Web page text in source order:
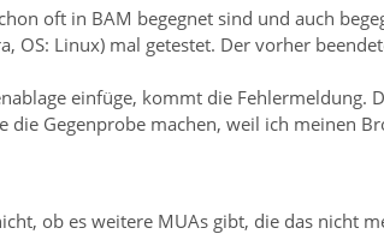
oft in BAM begegnet sind und auch
OS: Linux) mal getestet. Der vorher
einfüge, kommt die Fehlermeldung.
Gegenprobe machen, weil ich meinen
ob es weitere MUAs gibt, die das nicht